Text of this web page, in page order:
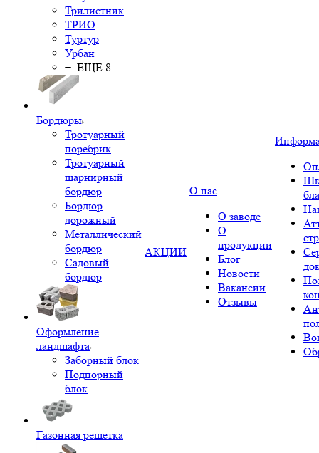
Трилистник
ТРИО
Туртур
Урбан
+ ЕЩЕ 8
Бордюры
Тротуарный
поребрик
Тротуарный
шарнирный
бордюр
Бордюр
дорожный
Металлический
бордюр
Садовый
бордюр
Оформление
ландшафта
Заборный блок
Подпорный
блок
Газонная решетка
АКЦИИ
О нас
О заводе
О
продукции
Блог
Новости
Вакансии
Отзывы